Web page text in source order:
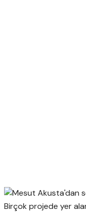
Birçok projede yer